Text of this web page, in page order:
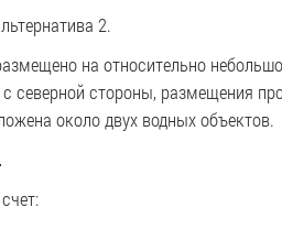
2.
на относительно
северной стороны, размещения
около двух водных объектов.